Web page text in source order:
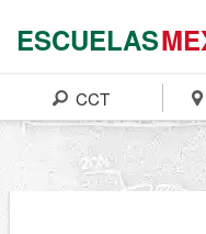
ESCUELAS
CCT